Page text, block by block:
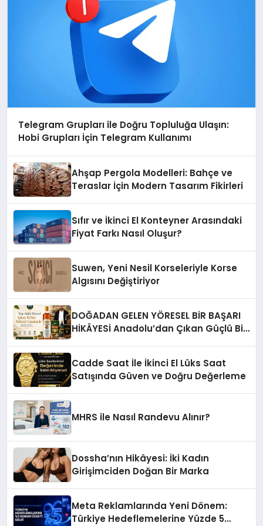
Telegram Grupları ile Doğru Topluluğa Ulaşın:
Hobi Grupları İçin Telegram Kullanımı
Ahşap Pergola Modelleri: Bahçe ve
Teraslar İçin Modern Tasarım Fikirleri
Sıfır ve İkinci El Konteyner Arasındaki
Fiyat Farkı Nasıl Oluşur?
Suwen, Yeni Nesil Korseleriyle Korse
Algısını Değiştiriyor
DOĞADAN GELEN YÖRESEL BİR BAŞARI
HİKÂYESİ Anadolu’dan Çıkan Güçlü Bir
Cadde Saat İle İkinci El Lüks Saat
Satışında Güven ve Doğru Değerleme
MHRS ile Nasıl Randevu Alınır?
Dossha’nın Hikâyesi: İki Kadın
Girişimciden Doğan Bir Marka
Meta Reklamlarında Yeni Dönem:
Türkiye Hedeflemelerine Yüzde 5